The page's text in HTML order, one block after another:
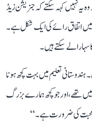
یہ نہیں کہہ سکتے کہ جنریشن زیڈ
میں اتفاق رائے کی ایک شکل ہے۔
سہارا لے سکتے ہیں۔
تعلیم میں بہت کچھ ہونا
میں تھے، اور جو کچھ ہمارے بزرگ
محبت کی ضرورت ہے۔‘‘